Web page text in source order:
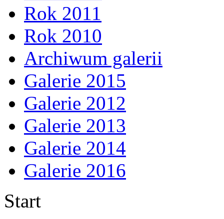
Rok 2011
Rok 2010
Archiwum galerii
Galerie 2015
Galerie 2012
Galerie 2013
Galerie 2014
Galerie 2016
Start